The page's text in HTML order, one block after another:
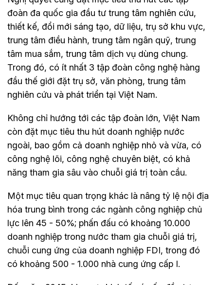
đoàn đa quốc gia đầu tư trung tâm nghiên cứu,
thiết kế, đổi mới sáng tạo, dữ liệu, trụ sở khu vực,
trung tâm điều hành, trung tâm ngân quỹ, trung
tâm mua sắm, trung tâm dịch vụ dùng chung.
Trong đó, có ít nhất 3 tập đoàn công nghệ hàng
đầu thế giới đặt trụ sở, văn phòng, trung tâm
nghiên cứu và phát triển tại Việt Nam.
Không chỉ hướng tới các tập đoàn lớn, Việt Nam
còn đặt mục tiêu thu hút doanh nghiệp nước
ngoài, bao gồm cả doanh nghiệp nhỏ và vừa, có
công nghệ lõi, công nghệ chuyên biệt, có khả
năng tham gia sâu vào chuỗi giá trị toàn cầu.
Một mục tiêu quan trọng khác là nâng tỷ lệ nội địa
hóa trung bình trong các ngành công nghiệp chủ
lực lên 45 - 50%; phấn đấu có khoảng 10.000
doanh nghiệp trong nước tham gia chuỗi giá trị,
chuỗi cung ứng của doanh nghiệp FDI, trong đó
có khoảng 500 - 1.000 nhà cung ứng cấp I.